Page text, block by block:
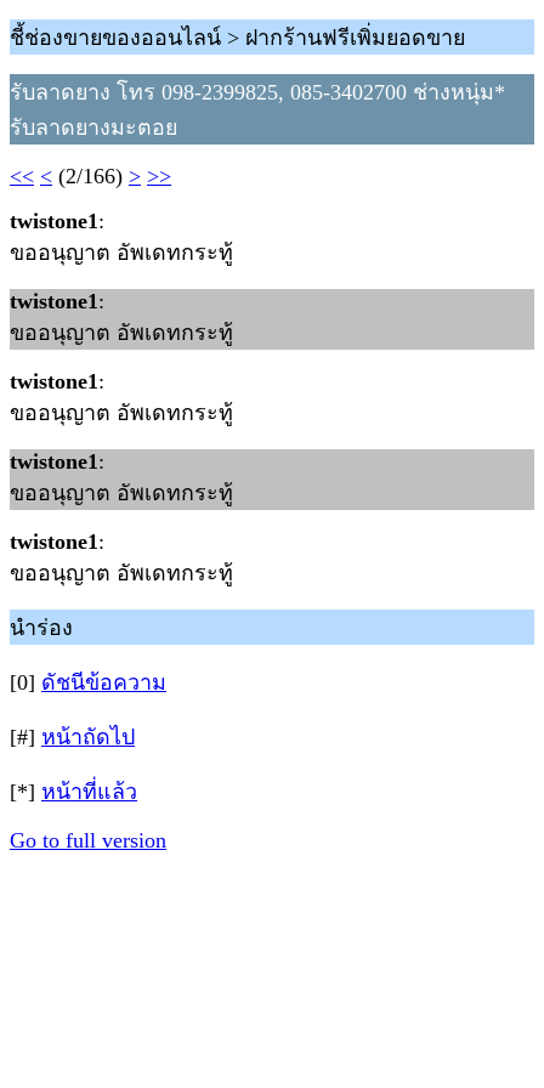
ชี้ช่องขายของออนไลน์ > ฝากร้านฟรีเพิ่มยอดขาย
รับลาดยาง โทร 098-2399825, 085-3402700 ช่างหนุ่ม*
รับลาดยางมะตอย
<< < (2/166) > >>
twistone1:
ขออนุญาต อัพเดทกระทู้
twistone1:
ขออนุญาต อัพเดทกระทู้
twistone1:
ขออนุญาต อัพเดทกระทู้
twistone1:
ขออนุญาต อัพเดทกระทู้
twistone1:
ขออนุญาต อัพเดทกระทู้
นำร่อง
[0] ดัชนีข้อความ
[#] หน้าถัดไป
[*] หน้าที่แล้ว
Go to full version